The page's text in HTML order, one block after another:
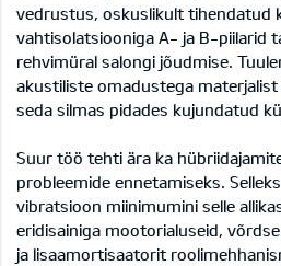
vedrustus, oskuslikult tihendatud
vahtisolatsiooniga A- ja B-piilarid
rehvimüral salongi jõudmise.
akustiliste omadustega
seda silmas pidades kujundatud
Suur töö tehti ära ka
probleemide ennetamiseks.
vibratsioon miinimumini selle
eridisainiga mootorialuseid,
ja lisaamortisaatorit